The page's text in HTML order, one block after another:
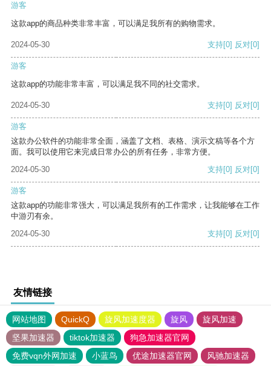
游客
这款app的商品种类非常丰富，可以满足我所有的购物需求。
2024-05-30 支持[0] 反对[0]
游客
这款app的功能非常丰富，可以满足我不同的社交需求。
2024-05-30 支持[0] 反对[0]
游客
这款办公软件的功能非常全面，涵盖了文档、表格、演示文稿等各个方
面。我可以使用它来完成日常办公的所有任务，非常方便。
2024-05-30
支持[0] 反对[0]
游客
这款app的功能非常强大，可以满足我所有的工作需求，让我能够在工作
中游刃有余。
2024-05-30
支持[0] 反对[0]
友情链接
网站地图 QuickQ 旋风加速度器 旋风
旋风加速
坚果加速器
tiktok加速器
狗急加速器官网
免费vqn外网加速
小蓝鸟 优途加速器官网
风驰加速器